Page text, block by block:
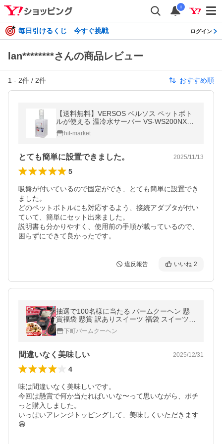
i
毎日引けるくじ 今すぐ挑戦 ログイン
lan********さんの商品レビュー
1 - 2件 / 2件 おすすめ順
【送料無料】VERSOS ベルソス ペットボト
ルが使える 温冷水サーバー VS-WS200NX-W
H 温水 冷水 お手軽
hit-market
とても簡単に設置できました。 2025/11/13
5
吸盤が付いているので固定ができ、とても簡単に設置でき
ました。
どのペットボトルにも対応するよう、接続アダプタが付い
ていて、簡単にセット出来ました。
説明書も分かりやすく、使用前の手順が載っているので、
困らずにできて良かったです。
違反報告 いいね 2
抽選で100名様に当たる バームクーヘン 懸
賞福袋 懸賞 訳ありスイーツ 福袋 スイーツ福
袋 洋菓子 送料無料 爆買
下町バームクーヘン
間違いなく美味しい 2025/12/31
4
味は間違いなく美味しいです。
今回は懸賞で何か当たればいいな〜って思いながら、ポチ
っと購入しました。
いっぱいアレンジトッピングして、美味しくいただきます
😆